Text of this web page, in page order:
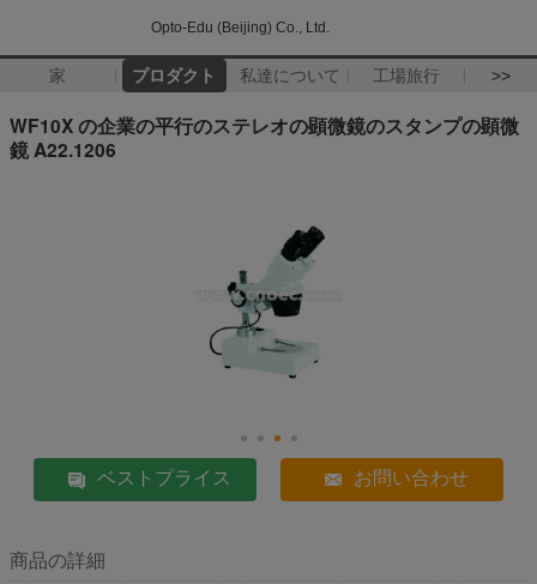
Opto-Edu (Beijing) Co., Ltd.
家 プロダクト 私達について 工場旅行 >>
WF10X の企業の平行のステレオの顕微鏡のスタンプの顕微
鏡 A22.1206
ベストプライス お問い合わせ
商品の詳細